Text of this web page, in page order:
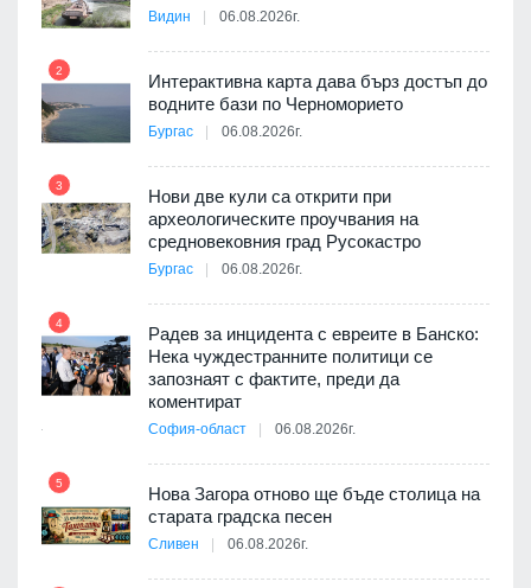
Видин 06.08.2026г.
2
Интерактивна карта дава бърз достъп до
водните бази по Черноморието
Бургас 06.08.2026г.
3
Нови две кули са открити при
археологическите проучвания на
средновековния град Русокастро
Бургас 06.08.2026г.
4
Радев за инцидента с евреите в Банско:
Нека чуждестранните политици се
запознаят с фактите, преди да
коментират
София-област 06.08.2026г.
5
Нова Загора отново ще бъде столица на
старата градска песен
Сливен 06.08.2026г.